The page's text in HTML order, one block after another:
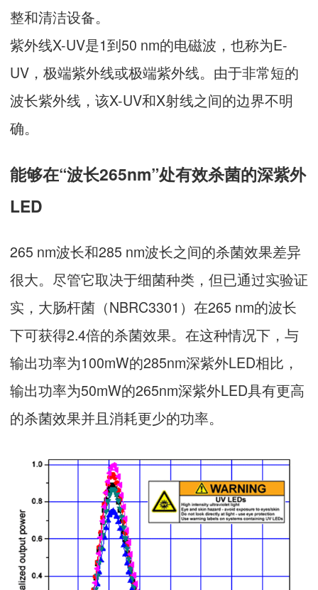
整和清洁设备。
紫外线X-UV是1到50 nm的电磁波，也称为E-
UV，极端紫外线或极端紫外线。由于非常短的
波长紫外线，该X-UV和X射线之间的边界不明
确。
能够在“波长265nm”处有效杀菌的深紫外
LED
265 nm波长和285 nm波长之间的杀菌效果差异
很大。尽管它取决于细菌种类，但已通过实验证
实，大肠杆菌（NBRC3301）在265 nm的波长
下可获得2.4倍的杀菌效果。在这种情况下，与
输出功率为100mW的285nm深紫外LED相比，
输出功率为50mW的265nm深紫外LED具有更高
的杀菌效果并且消耗更少的功率。